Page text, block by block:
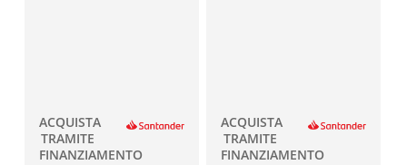
ACQUISTA
TRAMITE
FINANZIAMENTO
ACQUISTA
TRAMITE
FINANZIAMENTO